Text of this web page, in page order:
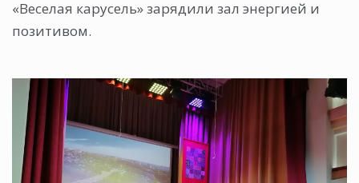
«Веселая карусель» зарядили зал энергией и
позитивом.